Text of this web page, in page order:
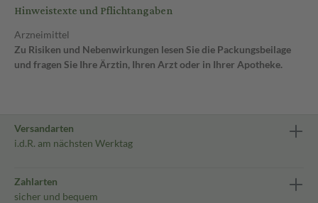
Hinweistexte und Pflichtangaben
Arzneimittel
Zu Risiken und Nebenwirkungen lesen Sie die Packungsbeilage
und fragen Sie Ihre Ärztin, Ihren Arzt oder in Ihrer Apotheke.
Versandarten
i.d.R. am nächsten Werktag
Zahlarten
sicher und bequem